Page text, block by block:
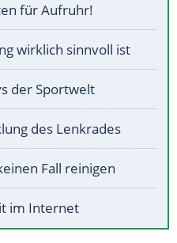
für Aufruhr!
wirklich sinnvoll ist
der Sportwelt
des Lenkrades
Fall reinigen
im Internet